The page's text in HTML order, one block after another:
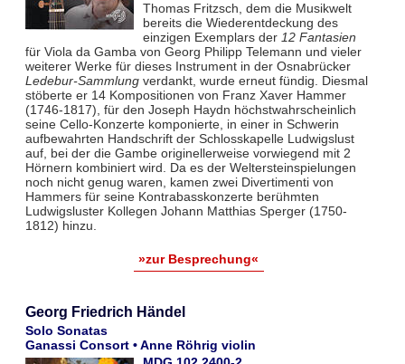
Thomas Fritzsch, dem die Musikwelt
bereits die Wiederentdeckung des
einzigen Exemplars der 12 Fantasien
für Viola da Gamba von Georg Philipp Telemann und vieler
weiterer Werke für dieses Instrument in der Osnabrücker
Ledebur-Sammlungverdankt, wurde erneut fündig. Diesmal
stöberte er 14 Kompositionen von Franz Xaver Hammer
(1746-1817), für den Joseph Haydn höchstwahrscheinlich
seine Cello-Konzerte komponierte, in einer in Schwerin
aufbewahrten Handschrift der Schlosskapelle Ludwigslust
auf, bei der die Gambe originellerweise vorwiegend mit 2
Hörnern kombiniert wird. Da es der Weltersteinspielungen
noch nicht genug waren, kamen zwei Divertimenti von
Hammers für seine Kontrabasskonzerte berühmten
Ludwigsluster Kollegen Johann Matthias Sperger (1750-
1812) hinzu.
»zur Besprechung«
Georg Friedrich Händel
Solo Sonatas
Ganassi Consort • Anne Röhrig violin